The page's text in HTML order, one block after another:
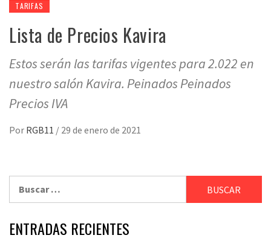
TARIFAS
Lista de Precios Kavira
Estos serán las tarifas vigentes para 2.022 en
nuestro salón Kavira. Peinados Peinados
Precios IVA
Por RGB11 / 29 de enero de 2021
ENTRADAS RECIENTES